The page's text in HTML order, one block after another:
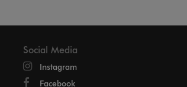
Social Media
Instagram
Facebook